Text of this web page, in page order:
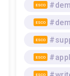
ESCO
ESCO
ESCO
ESCO
ESCO